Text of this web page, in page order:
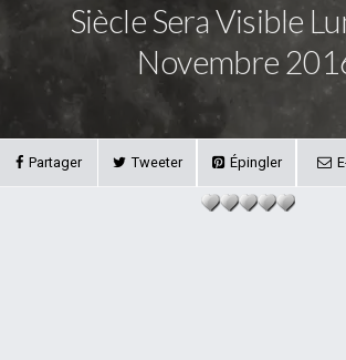
Siècle Sera Visible
Novembre
Partager Tweeter Épingler